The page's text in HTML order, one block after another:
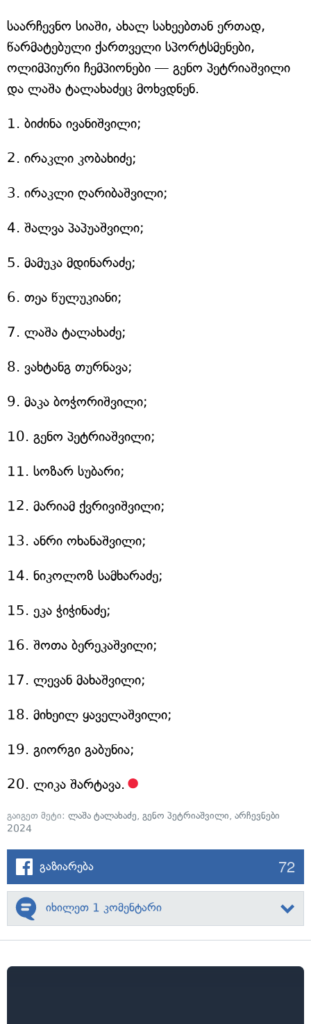
საარჩევნო სიაში, ახალ სახეებთან ერთად,
წარმატებული ქართველი სპორტსმენები,
ოლიმპიური ჩემპიონები — გენო პეტრიაშვილი
და ლაშა ტალახაძეც მოხვდნენ.
1. ბიძინა ივანიშვილი;
2. ირაკლი კობახიძე;
3. ირაკლი ღარიბაშვილი;
4. შალვა პაპუაშვილი;
5. მამუკა მდინარაძე;
6. თეა წულუკიანი;
7. ლაშა ტალახაძე;
8. ვახტანგ თურნავა;
9. მაკა ბოჭორიშვილი;
10. გენო პეტრიაშვილი;
11. სოზარ სუბარი;
12. მარიამ ქვრივიშვილი;
13. ანრი ოხანაშვილი;
14. ნიკოლოზ სამხარაძე;
15. ეკა ჭიჭინაძე;
16. შოთა ბერეკაშვილი;
17. ლევან მახაშვილი;
18. მიხეილ ყაველაშვილი;
19. გიორგი გაბუნია;
20. ლიკა შარტავა.
გაიგეთ მეტი: ლაშა ტალახაძე, გენო პეტრიაშვილი, არჩევნები
2024
გაზიარება 72
იხილეთ 1 კომენტარი